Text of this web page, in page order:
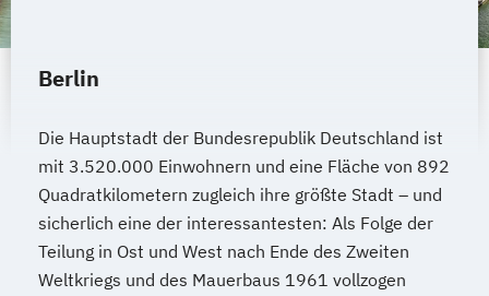
Berlin
Die Hauptstadt der Bundesrepublik Deutschland ist
mit 3.520.000 Einwohnern und eine Fläche von 892
Quadratkilometern zugleich ihre größte Stadt – und
sicherlich eine der interessantesten: Als Folge der
Teilung in Ost und West nach Ende des Zweiten
Weltkriegs und des Mauerbaus 1961 vollzogen